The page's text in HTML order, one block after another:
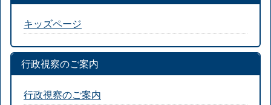
キッズページ
行政視察のご案内
行政視察のご案内